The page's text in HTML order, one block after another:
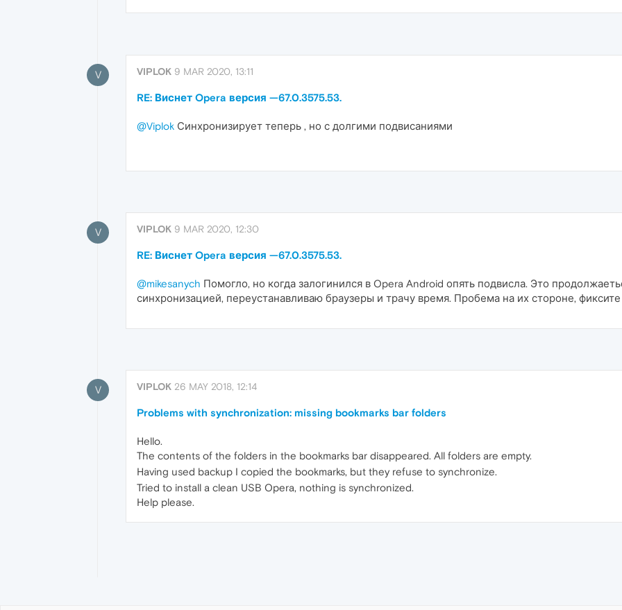
V VIPLOK 9 MAR 2020, 13:11
RE: Виснет Opera версия —67.0.3575.53.
@Viplok Синхронизирует теперь , но с долгими подвисаниями
V VIPLOK 9 MAR 2020, 12:30
RE: Виснет Opera версия —67.0.3575.53.
@mikesanych Помогло, но когда залогинился в Opera Android опять подвисла. Это
синхронизацией, переустанавливаю браузеры и трачу время. Пробема на их стороне,
V VIPLOK 26 MAY 2018, 12:14
Problems with synchronization: missing bookmarks bar folders
Hello.
The contents of the folders in the bookmarks bar disappeared. All folders are empty.
Having used backup I copied the bookmarks, but they refuse to synchronize.
Tried to install a clean USB Opera, nothing is synchronized.
Help please.